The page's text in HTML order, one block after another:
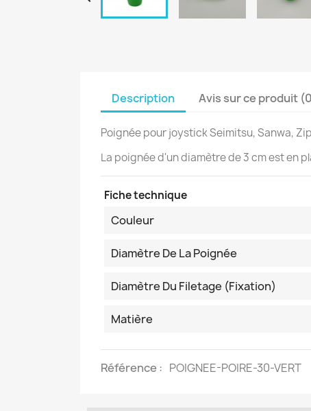
Description Avis sur ce produit
Poignée pour joystick Seimitsu, Sanwa,
La poignée d'un diamètre de 3 cm est en
Fiche technique
Couleur
Diamètre De La Poignée
Diamètre Du Filetage (fixation)
Matière
Référence POIGNEE-POIRE-30-VERT